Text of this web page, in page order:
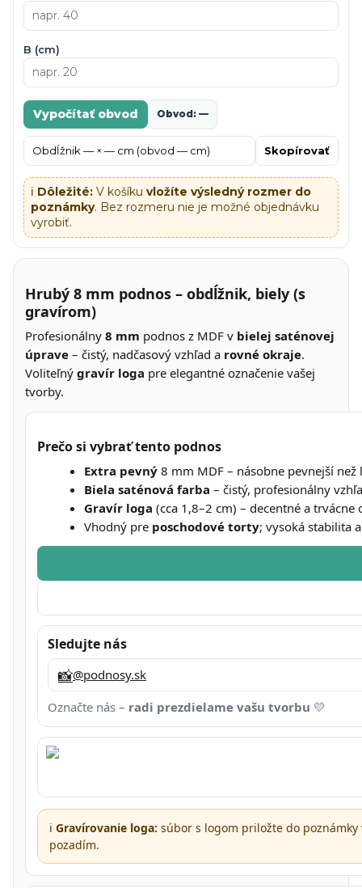
B (cm)
Vypočítať obvod Obvod: —
Skopírovať
ℹ️ Dôležité: V košíku vložíte výsledný rozmer do
poznámky. Bez rozmeru nie je možné objednávku
vyrobiť.
Hrubý 8 mm podnos – obdĺžnik, biely (s
gravírom)
Profesionálny 8 mm podnos z MDF v bielej saténovej
úprave – čistý, nadčasový vzhľad a rovné okraje.
Voliteľný gravír loga pre elegantné označenie vašej
tvorby.
Prečo si vybrať tento podnos
Extra pevný 8 mm MDF – násobne pevnejší
Biela saténová farba – čistý, profesionálny
Gravír loga (cca 1,8–2 cm) – decentné a trvácne
Vhodný pre poschodové torty; vysoká stabilita
Sledujte nás
📸@podnosy.sk
Označte nás – radi prezdielame vašu tvorbu 💛
ℹ️ Gravírovanie loga: súbor s logom priložte do
pozadím.